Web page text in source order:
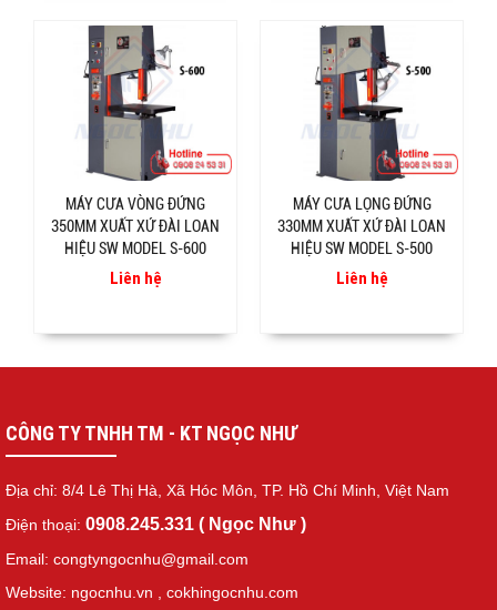
MÁY CƯA VÒNG ĐỨNG
350MM XUẤT XỨ ĐÀI LOAN
HIỆU SW MODEL S-600
Liên hệ
MÁY CƯA LỌNG ĐỨNG
330MM XUẤT XỨ ĐÀI LOAN
HIỆU SW MODEL S-500
Liên hệ
CÔNG TY TNHH TM - KT NGỌC NHƯ
Địa chỉ: 8/4 Lê Thị Hà, Xã Hóc Môn, TP. Hồ Chí Minh, Việt Nam
Điện thoại: 0908.245.331 ( Ngọc Như )
Email: congtyngocnhu@gmail.com
Website: ngocnhu.vn
cokhingocnhu.com